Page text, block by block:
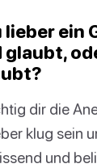
lieber ein
glaubt,
dir die
klug sein
und